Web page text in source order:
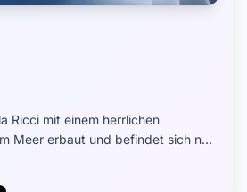
Ricci mit einem herrlichen
Meer erbaut und befindet sich nur
Küste und den schönsten